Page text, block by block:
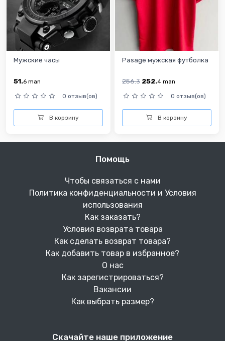
Мужские часы
51.6 man
0 отзыв(ов)
В корзину
Pasage мужская футболка
256.3 252.4 man
0 отзыв(ов)
В корзину
Помощь
Чтобы связаться с нами
Политика конфиденциальности и Условия
использования
Как заказать?
Условия возврата товара
Как сделать возврат товара?
Как добавить товар в избранное?
О нас
Как зарегистрироваться?
Вакансии
Как выбрать размер?
Скачайте наше приложение